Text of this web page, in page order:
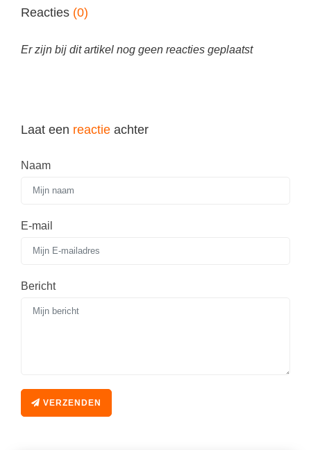
Huiswerkbegeleiding
Huiswerkbegeleider zoeken
Reacties (0)
Er zijn bij dit artikel nog geen reacties geplaatst
Laat een reactie achter
Naam
E-mail
Bericht
VERZENDEN